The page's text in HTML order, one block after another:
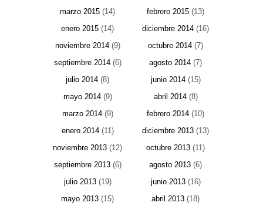
marzo 2015 (14) febrero 2015 (13)
enero 2015 (14) diciembre 2014 (16)
noviembre 2014(9) octubre 2014 (7)
septiembre 2014(6) agosto 2014 (7)
julio 2014 (8) junio 2014(15)
mayo 2014(9) abril 2014(8)
marzo 2014(9) febrero 2014 (10)
enero 2014(11) diciembre 2013 (13)
noviembre 2013 (12) octubre 2013 (11)
septiembre 2013(6) agosto 2013 (6)
julio 2013(19) junio 2013(16)
mayo 2013 (15) abril 2013 (18)